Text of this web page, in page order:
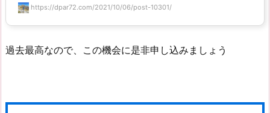
https://dpar72.com/2021/10/06/post-10301/
過去最高なので、この機会に是非申し込みましょう